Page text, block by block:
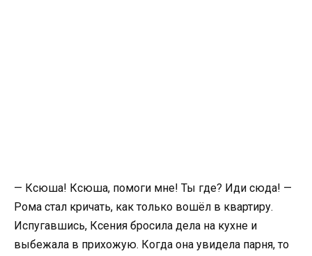
— Ксюша! Ксюша, помоги мне! Ты где? Иди сюда! —
Рома стал кричать, как только вошёл в квартиру.
Испугавшись, Ксения бросила дела на кухне и
выбежала в прихожую. Когда она увидела парня, то